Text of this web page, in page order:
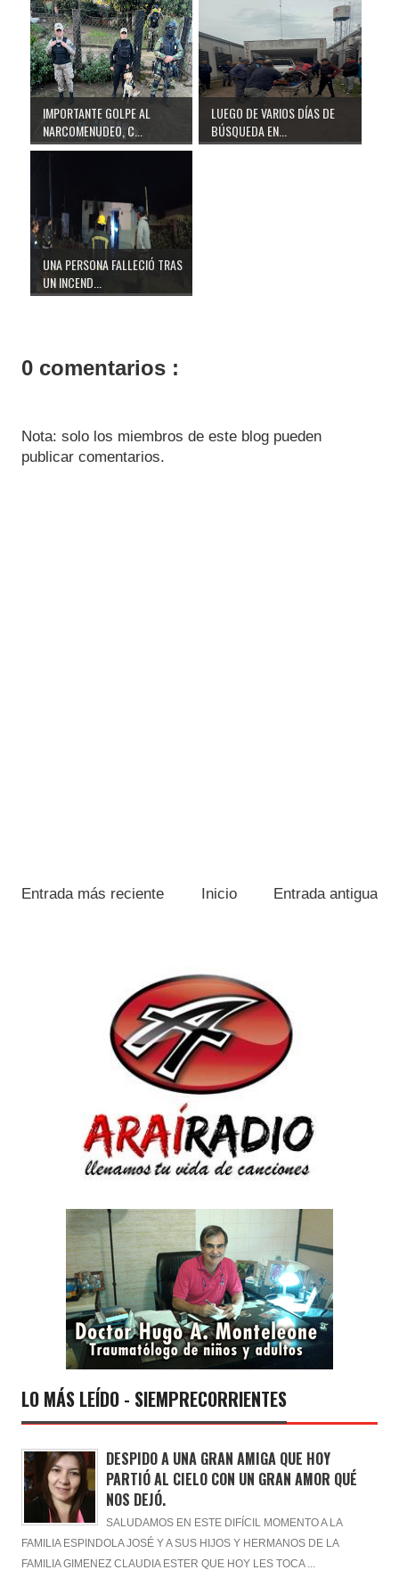
IMPORTANTE GOLPE AL
NARCOMENUDEO, C...
LUEGO DE VARIOS DÍAS DE
BÚSQUEDA EN...
UNA PERSONA FALLECIÓ TRAS
UN INCEND...
0 comentarios :
Nota: solo los miembros de este blog pueden
publicar comentarios.
Entrada más reciente Entrada antigua
Inicio
LO MÁS LEÍDO - SIEMPRECORRIENTES
DESPIDO A UNA GRAN AMIGA QUE HOY
PARTIÓ AL CIELO CON UN GRAN AMOR QUÉ
NOS DEJÓ.
SALUDAMOS EN ESTE DIFÍCIL MOMENTO A LA
FAMILIA ESPINDOLA JOSÉ Y A SUS HIJOS Y HERMANOS DE LA
FAMILIA GIMENEZ CLAUDIA ESTER QUE HOY LES TOCA ...